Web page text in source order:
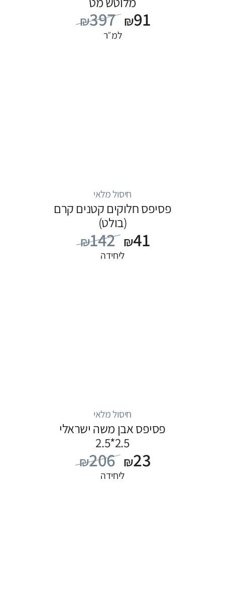
₪397 ₪91
למ״ר
חיסול מלאי
פסיפס חלוקים קטנים קרם
(בולט)
₪142 ₪41
ליחידה
חיסול מלאי
פסיפס אבן משה ישראלי
2.5*2.5
₪206 ₪23
ליחידה